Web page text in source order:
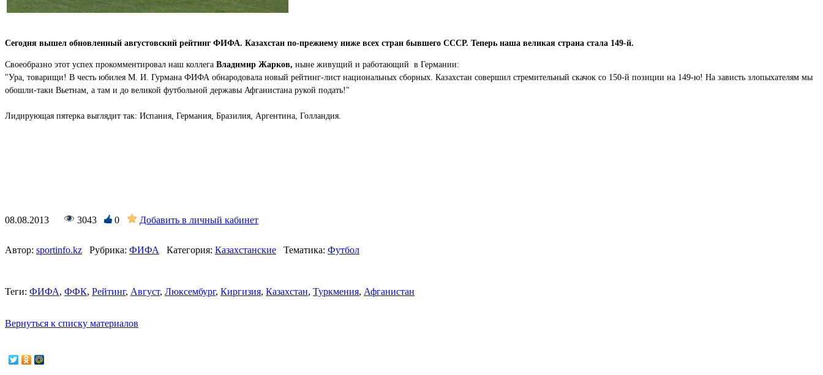
Сегодня вышел обновленный августовский рейтинг ФИФА. Казахстан по-прежнему ниже всех стран бывшего СССР. Теперь наша великая страна стала 149-й.
Своеобразно этот успех прокомментировал наш коллега Владимир Жарков, ныне живущий и работающий в Германии:
"Ура, товарищи! В честь юбилея М. И. Гурмана ФИФА обнародовала новый рейтинг-лист национальных сборных. Казахстан совершил стремительный скачок со 150-й позиции на 149-ю! На зависть злопыхателям мы
обошли-таки Вьетнам, а там и до великой футбольной державы Афганистана рукой подать!"
Лидирующая пятерка выглядит так: Испания, Германия, Бразилия, Аргентина, Голландия.
08.08.2013 3043 0 Добавить в личный кабинет
Автор: sportinfo.kz Рубрика: ФИФА Категория: Казахстанские Тематика: Футбол
Теги: ФИФА, ФФК, Рейтинг, Август, Люксембург, Киргизия, Казахстан, Туркмения, Афганистан
Вернуться к списку материалов